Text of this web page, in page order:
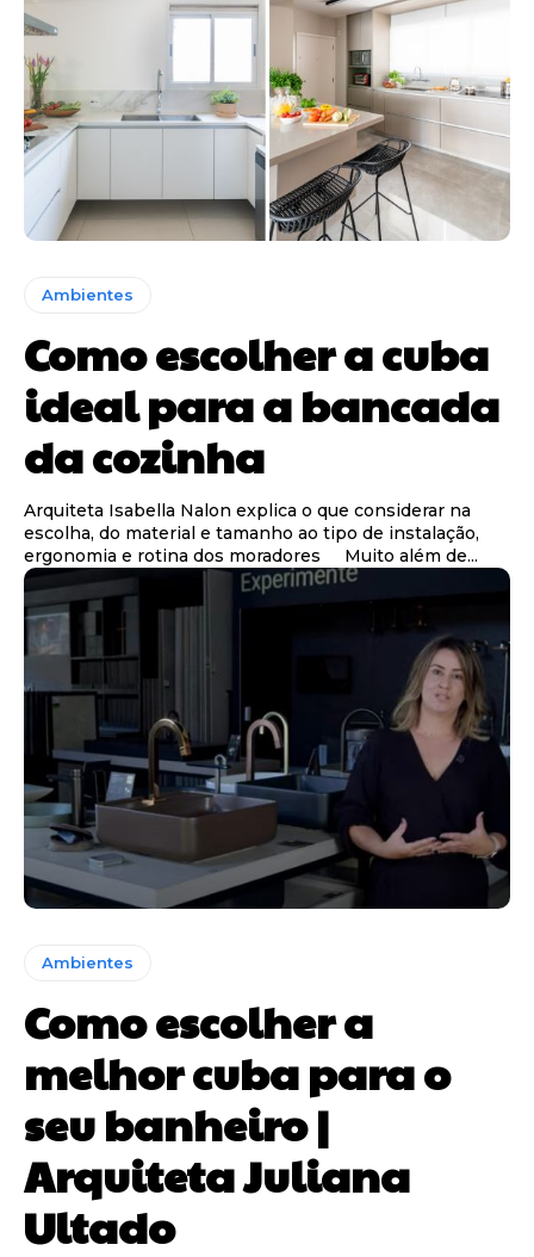
Ambientes
Como escolher a cuba
ideal para a bancada
da cozinha
Arquiteta Isabella Nalon explica o que considerar na
escolha, do material e tamanho ao tipo de instalação,
ergonomia e rotina dos moradores Muito além de...
Ambientes
Como escolher a
melhor cuba para o
seu banheiro |
Arquiteta Juliana
Ultado